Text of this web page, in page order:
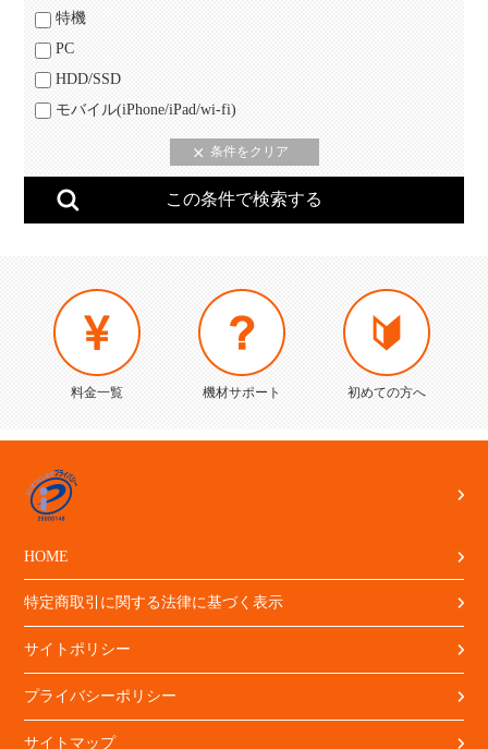
特機
PC
HDD/SSD
モバイル(iPhone/iPad/wi-fi)
料金一覧 機材サポート 初めての方へ
HOME
特定商取引に関する法律に基づく表示
サイトポリシー
プライバシーポリシー
サイトマップ